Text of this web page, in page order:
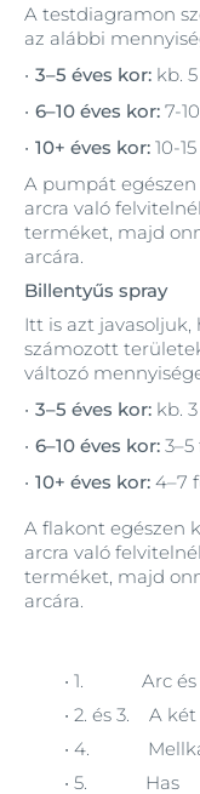
A testdiagramon
az alábbi
3–5 éves kor: kb.
6–10 éves kor: 7-
10+ éves kor: 10-
A pumpát
arcra való
terméket, majd
arcára.
Billentyűs spray
Itt is azt
számozott
változó
3–5 éves kor: kb.
6–10 éves kor:
10+ éves kor: 4–7
A flakont egészen
arcra való
terméket, majd
arcára.
• 1.
Arc
• 2. és 3.
A
• 4.
• 5.
Has